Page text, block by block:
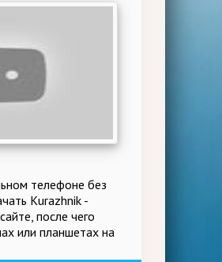
телефоне без
Kurazhnik -
после чего
или планшетах на